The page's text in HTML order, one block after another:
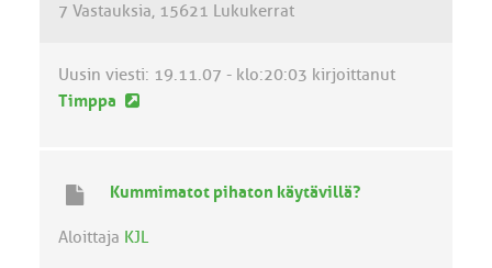
s
i
7 Vastauksia 15621 Lukukerrat
Uusin viesti: 19.11.07 - klo:20:03 kirjoittanut
Timppa
U
v
Kummimatot pihaton käytävillä?
Aloittaja KJL